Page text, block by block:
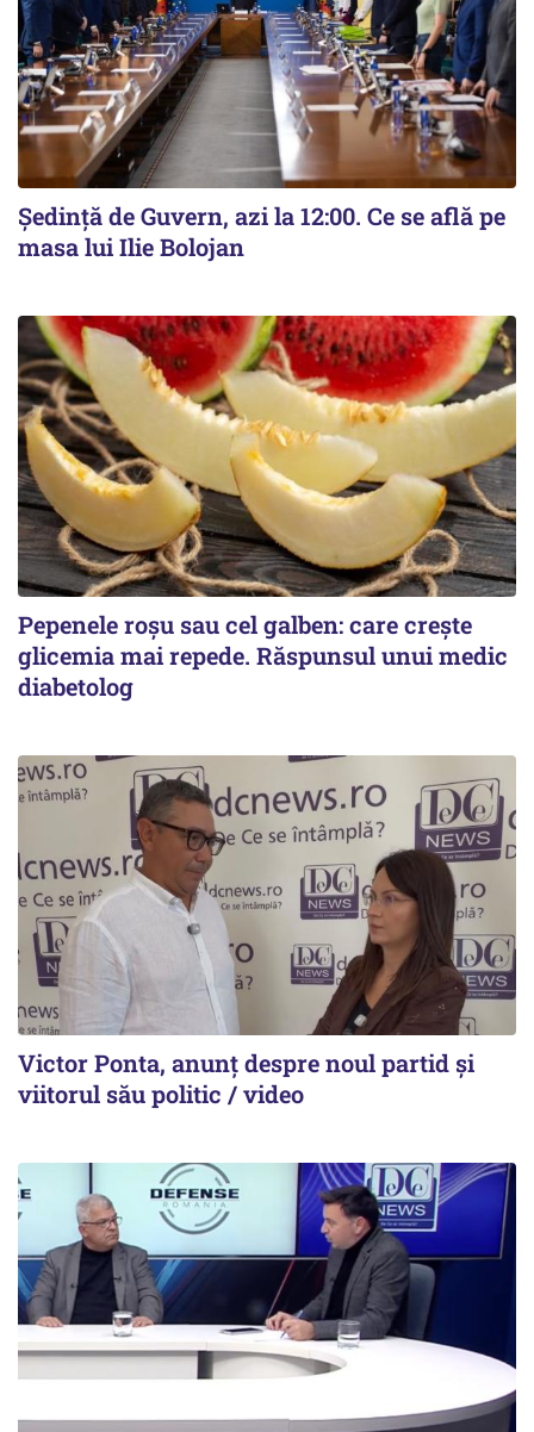
Ședință de Guvern, azi la 12:00. Ce se află pe
masa lui Ilie Bolojan
Pepenele roșu sau cel galben: care crește
glicemia mai repede. Răspunsul unui medic
diabetolog
Victor Ponta, anunț despre noul partid și
viitorul său politic / video